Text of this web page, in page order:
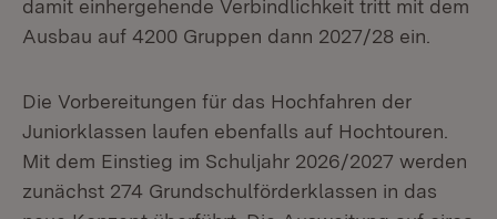
damit einhergehende Verbindlichkeit tritt mit dem
Ausbau auf 4200 Gruppen dann 2027/28 ein.
Die Vorbereitungen für das Hochfahren der
Juniorklassen laufen ebenfalls auf Hochtouren.
Mit dem Einstieg im Schuljahr 2026/2027 werden
zunächst 274 Grundschulförderklassen in das